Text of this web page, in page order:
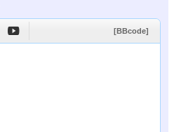
 [BBcode]